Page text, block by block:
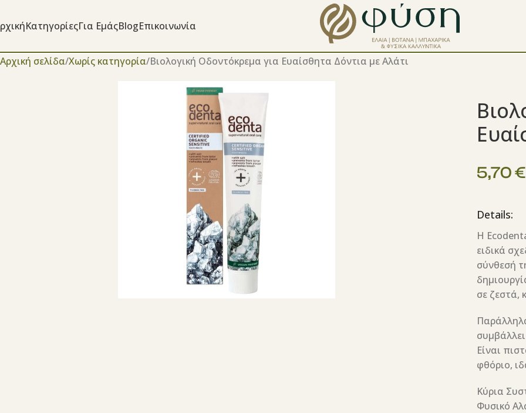
ΚατηγορίεςΓια ΕμάςBlogΕπικοινωνία
Αρχική σελίδα Χωρίς κατηγορία Βιολογική Οδοντόκρεμα για Ευαίσθητα Δόντια με Αλάτι
5,70€
Details:
Η
ειδικά
σύνθεσή
σε ζεστά,
Είναι
φθόριο,
Κύρια
Φυσικό